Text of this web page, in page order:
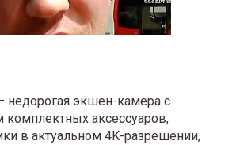
недорогая экшен-камера с
аксессуаров,
в актуальном 4K-разрешении,